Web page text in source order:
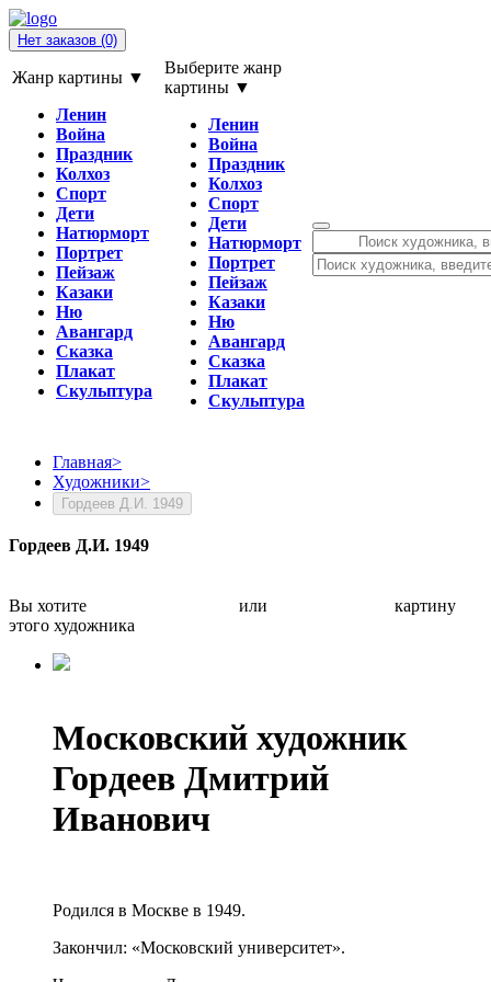
Нет заказов (0)
Жанр картины ▼
Ленин
Война
Праздник
Колхоз
Спорт
Дети
Натюрморт
Портрет
Пейзаж
Казаки
Ню
Авангард
Сказка
Плакат
Скульптура
Выберите жанр
картины ▼
Ленин
Война
Праздник
Колхоз
Спорт
Дети
Натюрморт
Портрет
Пейзаж
Казаки
Ню
Авангард
Сказка
Плакат
Скульптура
Главная>
Художники>
Гордеев Д.И. 1949
Гордеев Д.И. 1949
Вы хотите или
картину
этого художника
Московский художник
Гордеев Дмитрий
Иванович
Родился в Москве в 1949.
Закончил: «Московский университет».